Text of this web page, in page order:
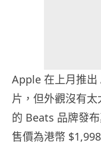
Apple 在上月推
片，但外觀沒有
的 Beats 品牌發
售價為港幣 $1,998